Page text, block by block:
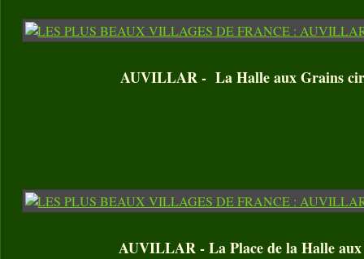
AUVILLAR - La Halle aux Grains
AUVILLAR - La Place de la Halle